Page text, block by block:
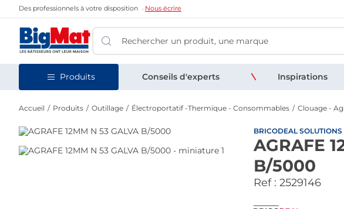
Des professionnels à votre disposition Nous écrire
Produits Conseils d'experts Inspirations
Accueil Produits Outillage Électroportatif -Thermique - Consommables Clouage -
BRICODEAL SOLUTIONS
AGRAFE
B/5000
Ref : 2529146